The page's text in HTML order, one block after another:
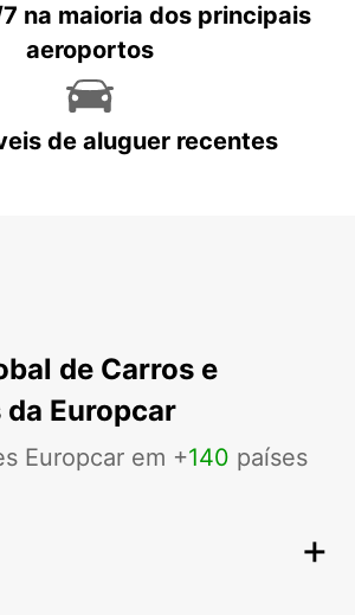
na maioria dos principais
aeroportos
de aluguer recentes
de Carros e
Europcar
Europcar em +140 países